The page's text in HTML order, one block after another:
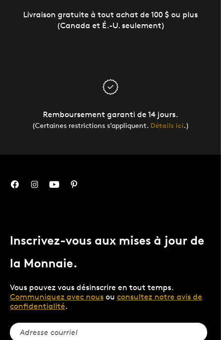
Livraison gratuite à tout achat de 100 $ ou plus
(Canada et É.-U. seulement)
Remboursement garanti de 14 jours.
(Certaines restrictions s’appliquent. Détails ici.)
Inscrivez-vous aux mises à jour de
la Monnaie.
Vous pouvez vous désinscrire en tout temps.
Communiquez avec nous ou consultez notre avis de
confidentialité.